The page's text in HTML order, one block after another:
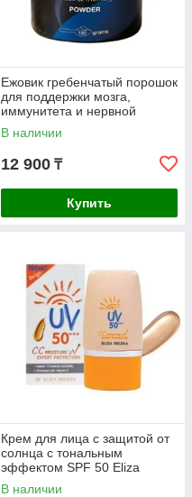
Ежовик гребенчатый порошок
для поддержки мозга,
иммунитета и нервной
системы, 100 гр, DR. EVENK
В наличии
12 900 ₸
Купить
Крем для лица с защитой от
солнца c тональным
эффектом SPF 50 Eliza
Helena СС beige, 30 мл
В наличии